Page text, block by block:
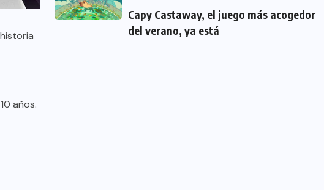
años.
Capy Castaway, el juego más acogedor
del verano, ya está